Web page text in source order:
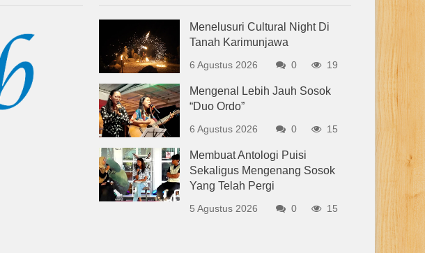
Menelusuri Cultural Night Di
Tanah Karimunjawa
6 Agustus 2026 0 19
Mengenal Lebih Jauh Sosok
“Duo Ordo”
6 Agustus 2026 0 15
Membuat Antologi Puisi
Sekaligus Mengenang Sosok
Yang Telah Pergi
5 Agustus 2026 0 15